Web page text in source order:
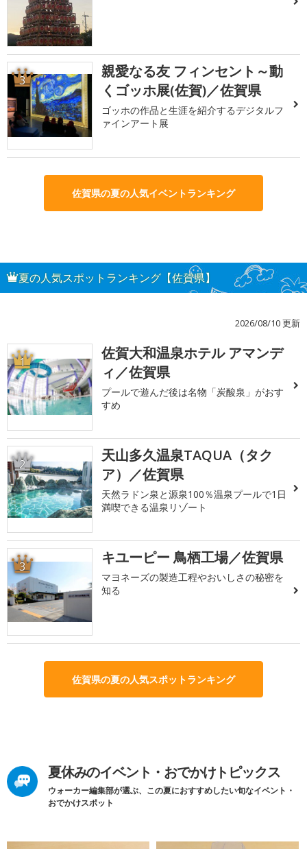
3
親愛なる友 フィンセント～動
くゴッホ展(佐賀)／佐賀県
ゴッホの作品と生涯を紹介するデジタルフ
ァインアート展
佐賀県の夏の人気イベントランキング
夏の人気スポットランキング【佐賀県】
2026/08/10 更新
1
佐賀大和温泉ホテル アマンデ
ィ／佐賀県
プールで遊んだ後は名物「炭酸泉」がおす
すめ
2
天山多久温泉TAQUA（タク
ア）／佐賀県
天然ラドン泉と源泉100％温泉プールで1日
満喫できる温泉リゾート
3 キユーピー 鳥栖工場／佐賀県
マヨネーズの製造工程やおいしさの秘密を
知る
佐賀県の夏の人気スポットランキング
夏休みのイベント・おでかけトピックス
ウォーカー編集部が選ぶ、この夏におすすめしたい旬なイベント・
おでかけスポット